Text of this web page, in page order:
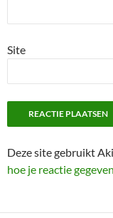
Site
Deze site gebruikt
hoe je reactie